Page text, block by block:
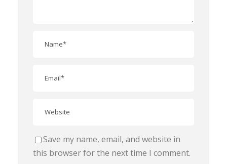
Save my name, email, and website in
this browser for the next time I comment.